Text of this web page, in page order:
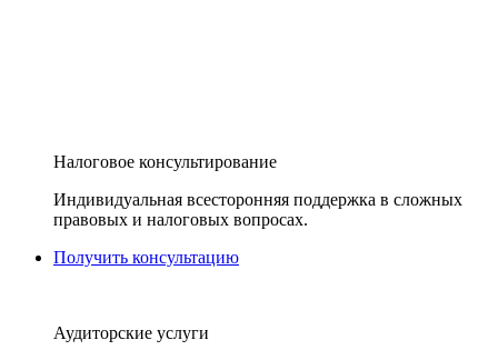
Налоговое консультирование
Индивидуальная всесторонняя поддержка в сложных
правовых и налоговых вопросах.
Получить консультацию
Аудиторские услуги